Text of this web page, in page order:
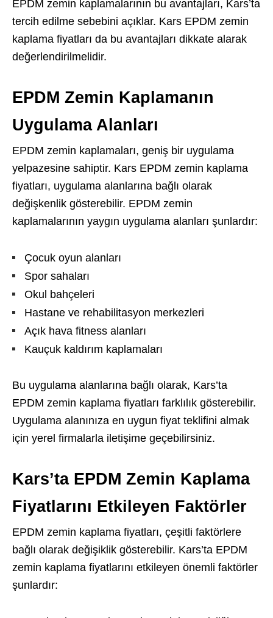
EPDM zemin kaplamalarının bu avantajları, Kars’ta
tercih edilme sebebini açıklar. Kars EPDM zemin
kaplama fiyatları da bu avantajları dikkate alarak
değerlendirilmelidir.
EPDM Zemin Kaplamanın
Uygulama Alanları
EPDM zemin kaplamaları, geniş bir uygulama
yelpazesine sahiptir. Kars EPDM zemin kaplama
fiyatları, uygulama alanlarına bağlı olarak
değişkenlik gösterebilir. EPDM zemin
kaplamalarının yaygın uygulama alanları şunlardır:
Çocuk oyun alanları
Spor sahaları
Okul bahçeleri
Hastane ve rehabilitasyon merkezleri
Açık hava fitness alanları
Kauçuk kaldırım kaplamaları
Bu uygulama alanlarına bağlı olarak, Kars’ta
EPDM zemin kaplama fiyatları farklılık gösterebilir.
Uygulama alanınıza en uygun fiyat teklifini almak
için yerel firmalarla iletişime geçebilirsiniz.
Kars’ta EPDM Zemin Kaplama
Fiyatlarını Etkileyen Faktörler
EPDM zemin kaplama fiyatları, çeşitli faktörlere
bağlı olarak değişiklik gösterebilir. Kars’ta EPDM
zemin kaplama fiyatlarını etkileyen önemli faktörler
şunlardır: